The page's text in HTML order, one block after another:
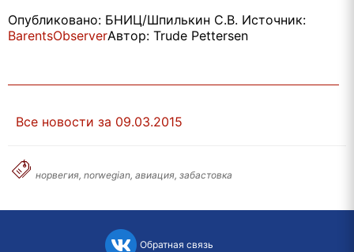
Опубликовано: БНИЦ/Шпилькин С.В. Источник:
BarentsObserverАвтор: Trude Pettersen
Все новости за 09.03.2015
норвегия, norwegian, авиация, забастовка
Обратная связь